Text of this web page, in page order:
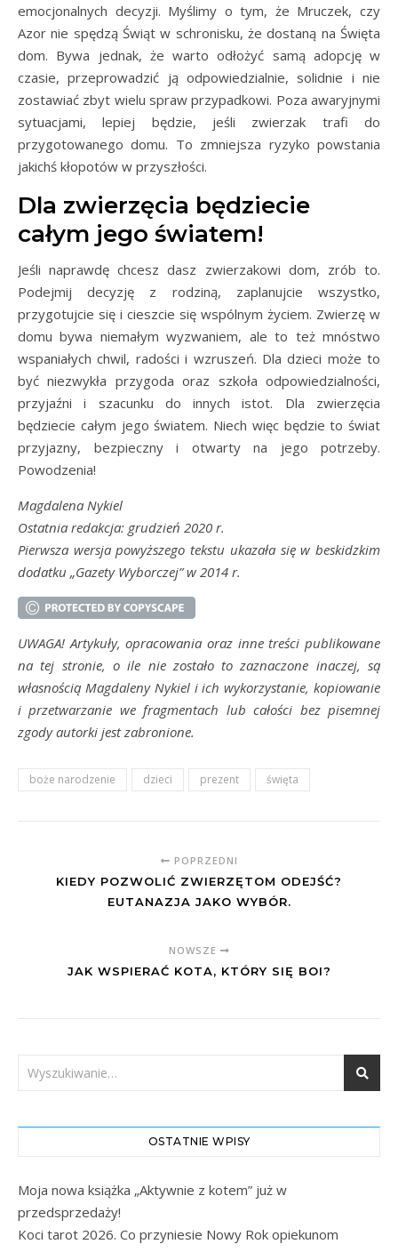
emocjonalnych decyzji. Myślimy o tym, że Mruczek, czy
Azor nie spędzą Świąt w schronisku, że dostaną na Święta
dom. Bywa jednak, że warto odłożyć samą adopcję w
czasie, przeprowadzić ją odpowiedzialnie, solidnie i nie
zostawiać zbyt wielu spraw przypadkowi. Poza awaryjnymi
sytuacjami, lepiej będzie, jeśli zwierzak trafi do
przygotowanego domu. To zmniejsza ryzyko powstania
jakichś kłopotów w przyszłości.
Dla zwierzęcia będziecie
całym jego światem!
Jeśli naprawdę chcesz dasz zwierzakowi dom, zrób to.
Podejmij decyzję z rodziną, zaplanujcie wszystko,
przygotujcie się i cieszcie się wspólnym życiem. Zwierzę w
domu bywa niemałym wyzwaniem, ale to też mnóstwo
wspaniałych chwil, radości i wzruszeń. Dla dzieci może to
być niezwykła przygoda oraz szkoła odpowiedzialności,
przyjaźni i szacunku do innych istot. Dla zwierzęcia
będziecie całym jego światem. Niech więc będzie to świat
przyjazny, bezpieczny i otwarty na jego potrzeby.
Powodzenia!
Magdalena Nykiel
Ostatnia redakcja: grudzień 2020 r.
Pierwsza wersja powyższego tekstu ukazała się w beskidzkim
dodatku „Gazety Wyborczej” w 2014 r.
UWAGA! Artykuły, opracowania oraz inne treści publikowane
na tej stronie, o ile nie zostało to zaznaczone inaczej, są
własnością Magdaleny Nykiel i ich wykorzystanie, kopiowanie
i przetwarzanie we fragmentach lub całości bez pisemnej
zgody autorki jest zabronione.
boże narodzenie dzieci prezent święta
POPRZEDNI
KIEDY POZWOLIĆ ZWIERZĘTOM ODEJŚĆ?
EUTANAZJA JAKO WYBÓR.
NOWSZE
JAK WSPIERAĆ KOTA, KTÓRY SIĘ BOI?
OSTATNIE WPISY
Moja nowa książka „Aktywnie z kotem” już w
przedsprzedaży!
Koci tarot 2026. Co przyniesie Nowy Rok opiekunom